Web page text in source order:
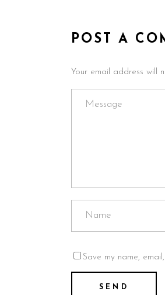
POST A
Your email address will
Save my name,